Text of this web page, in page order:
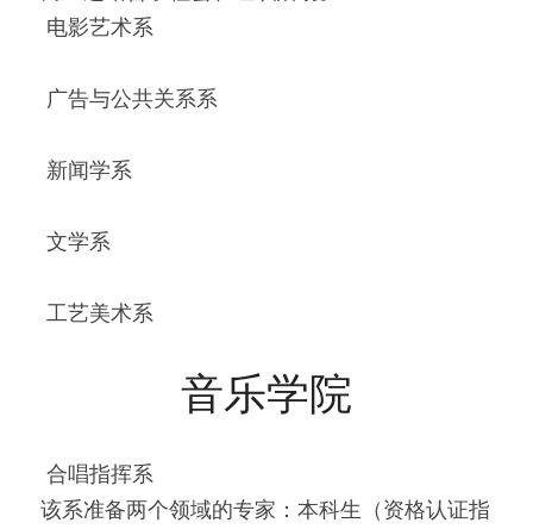
电影艺术系
广告与公共关系系
新闻学系
文学系
工艺美术系
音乐学院
合唱指挥系
该系准备两个领域的专家：本科生（资格认证指